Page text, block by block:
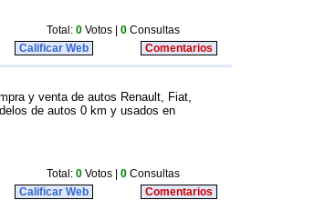
Total: 0 Votos | 0 Consultas
Calificar Web Comentarios
y venta de autos Renault, Fiat,
de autos 0 km y usados en
Total: 0 Votos | 0 Consultas
Calificar Web Comentarios